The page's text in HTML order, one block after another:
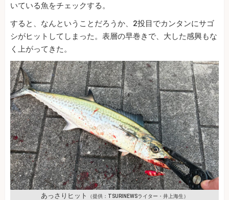
いている魚をチェックする。
すると、なんということだろうか、2投目でカンタンにサゴ
シがヒットしてしまった。表層の早巻きで、大した感興もな
く上がってきた。
あっさりヒット （提供：TSURINEWSライター・井上海生）